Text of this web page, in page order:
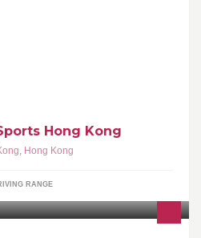
Hong Kong
, Hong Kong
RANGE